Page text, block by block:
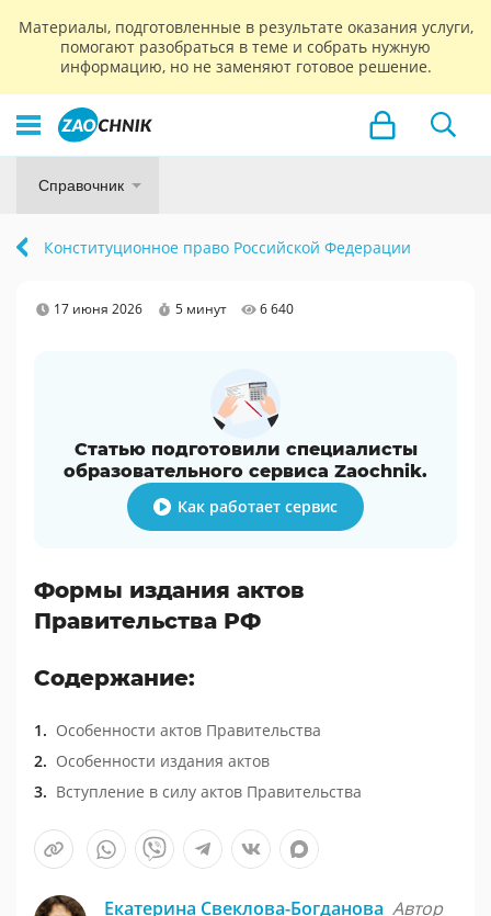
Материалы, подготовленные в результате оказания услуги,
помогают разобраться в теме и собрать нужную
информацию, но не заменяют готовое решение.
Справочник
Конституционное право Российской Федерации
17 июня 2026 5 минут 6 640
Статью подготовили специалисты
образовательного сервиса Zaochnik.
Как работает сервис
Формы издания актов
Правительства РФ
Содержание:
Особенности актов Правительства
Особенности издания актов
Вступление в силу актов Правительства
Екатерина Свеклова-Богданова Автор